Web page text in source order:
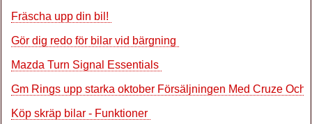
Fräscha upp din bil!
Gör dig redo för bilar vid bärgning
Mazda Turn Signal Essentials
Gm Rings upp starka oktober Försäljningen Med Cruze Och
Köp skräp bilar - Funktioner